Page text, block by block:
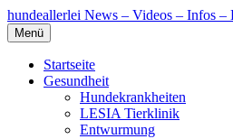
hundeallerlei News – Videos – Infos –
Menü
Startseite
Gesundheit
Hundekrankheiten
LESIA Tierklinik
Entwurmung